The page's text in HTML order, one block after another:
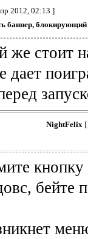
2012, 02:13 ]
баннер,
же стоит
дает
NightFelix[
кнопку
бейте